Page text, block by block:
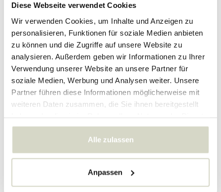
Diese Webseite verwendet Cookies
Wir verwenden Cookies, um Inhalte und Anzeigen zu
personalisieren, Funktionen für soziale Medien anbieten
zu können und die Zugriffe auf unsere Website zu
analysieren. Außerdem geben wir Informationen zu Ihrer
Verwendung unserer Website an unsere Partner für
soziale Medien, Werbung und Analysen weiter. Unsere
Partner führen diese Informationen möglicherweise mit
weiteren Daten zusammen, die Sie ihnen bereitgestellt
gesammelt haben.
Alle zulassen
Anpassen
SKU
EAN 5707644822481
Bewertungen
elementen. Ik heb er in totaal
drie gekocht in verschillende
uitvoeringen waardoor ik een